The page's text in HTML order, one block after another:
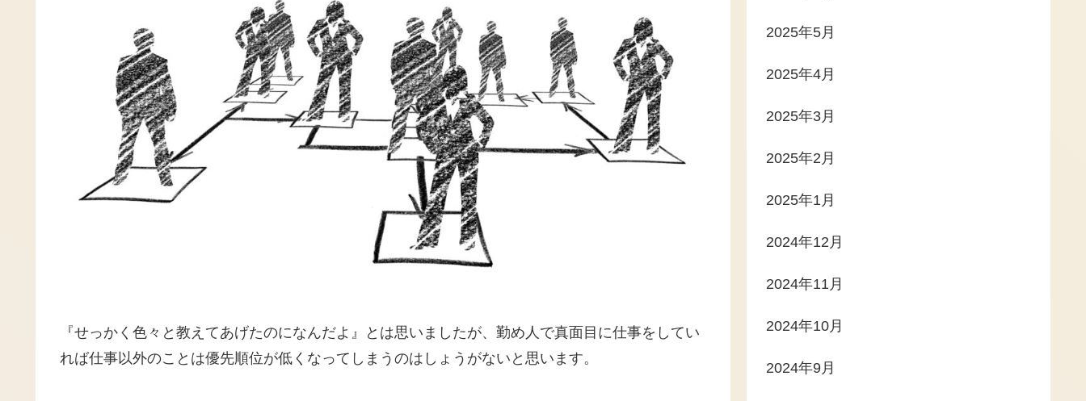
『せっかく色々と教えてあげたのになんだよ』とは思いましたが、勤め人で真面目に仕事をしてい
れば仕事以外のことは優先順位が低くなってしまうのはしょうがないと思います。
2025年5月
2025年4月
2025年3月
2025年2月
2025年1月
2024年12月
2024年11月
2024年10月
2024年9月